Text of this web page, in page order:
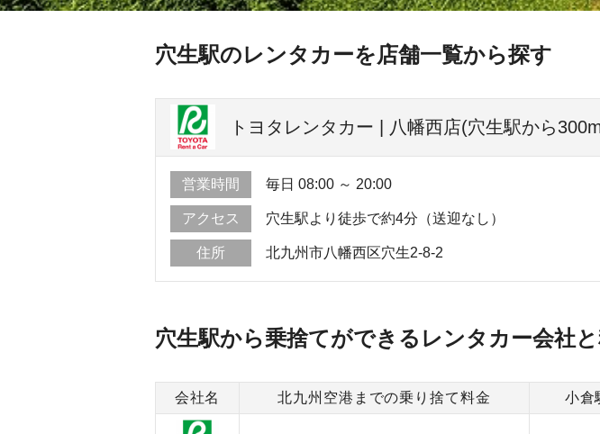
穴生駅のレンタカーを店舗一覧から探す
トヨタレンタカー | 八幡西店(穴生駅から
営業時間 毎日 08:00 ～ 20:00
アクセス 穴生駅より徒歩で約4分（送迎なし）
住所 北九州市八幡西区穴生2-8-2
穴生駅から乗捨てができるレンタカー会社
会社名 北九州空港までの乗り捨て料金 小倉